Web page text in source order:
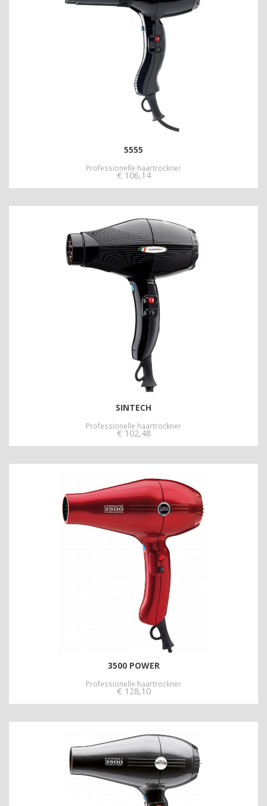
5555
Professionelle haartrockner
€ 106,14
SINTECH
Professionelle haartrockner
€ 102,48
3500 POWER
Professionelle haartrockner
€ 128,10